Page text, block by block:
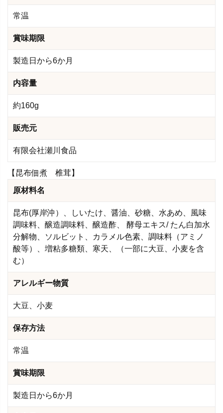
常温
賞味期限
製造日から6か月
内容量
約160g
販売元
有限会社瀬川食品
【昆布佃煮 椎茸】
原材料名
昆布(厚岸沖）、しいたけ、醤油、砂糖、水あめ、風味
調味料、醸造調味料、醸造酢、 酵母エキス/ たん白加水
分解物、ソルビット、カラメル色素、調味料（アミノ
酸等）、増粘多糖類、寒天、（一部に大豆、小麦を含
む）
アレルギー物質
大豆、小麦
保存方法
常温
賞味期限
製造日から6か月